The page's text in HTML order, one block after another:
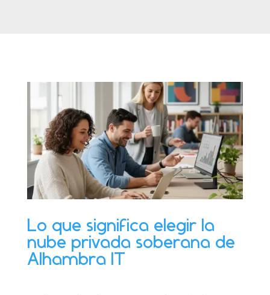
Lo que significa elegir la
nube privada soberana de
Alhambra IT